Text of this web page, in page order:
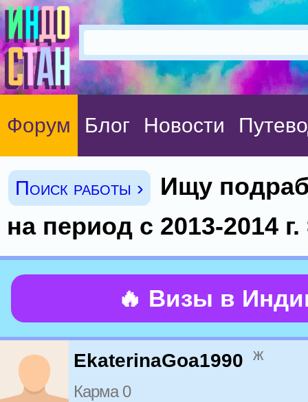
Форум Блог Новости
Поиск работы ›
Ищу
на период с 2013-2014 г.
🔥 Визы в
EkaterinaGoa1990 ж
Карма 0